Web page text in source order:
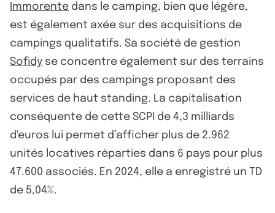
Immorente dans le camping, bien que légère,
est également axée sur des acquisitions de
campings qualitatifs. Sa société de gestion
Sofidy se concentre également sur des terrains
occupés par des campings proposant des
services de haut standing. La capitalisation
conséquente de cette SCPI de 4,3 milliards
d'euros lui permet d’afficher plus de 2.962
unités locatives réparties dans 6 pays pour plus
47.600 associés. En 2024, elle a enregistré un TD
de 5,04%.